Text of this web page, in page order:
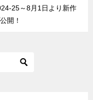
25～8月1日より新作
開！